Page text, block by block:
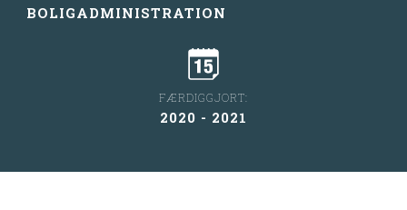
BOLIGADMINISTRATION
FÆRDIGGJORT:
2020 - 2021